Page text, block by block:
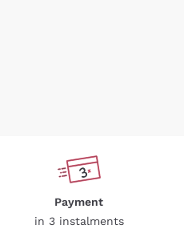
Payment
in 3 instalments